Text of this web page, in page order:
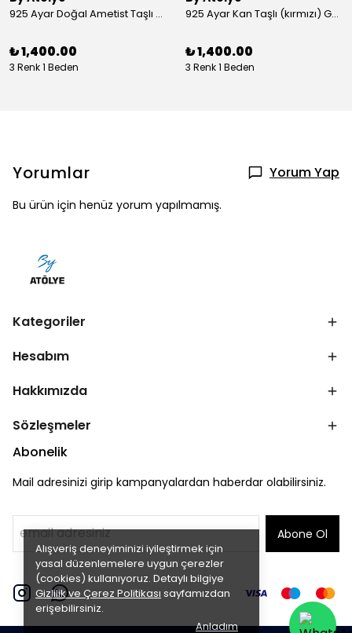
Alışveriş deneyiminizi iyileştirmek için
yasal düzenlemelere uygun çerezler
(cookies) kullanıyoruz. Detaylı bilgiye
Gizlilik ve Çerez Politikası sayfamızdan
erişebilirsiniz.
Anladım
925 Ayar Doğal Ametist Taşlı Yuvarlak Gümüş Yüzük
₺ 1,400.00
3 Renk 1 Beden
925 Ayar Kan Taşlı (kırmızı) Gümüş Yüzük
₺ 1,400.00
3 Renk 1 Beden
Yorumlar Yorum Yap
Bu ürün için henüz yorum yapılmamış.
Kategoriler
Hesabım
Hakkımızda
Sözleşmeler
Abonelik
Mail adresinizi girip kampanyalardan haberdar olabilirsiniz.
Abone Ol